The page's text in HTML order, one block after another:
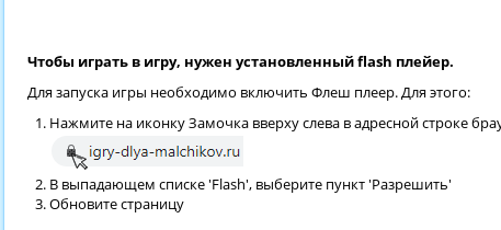
Чтобы играть в игру, нужен установленный flash плейер.
Для запуска игры необходимо включить Флеш плеер. Для этого:
Нажмите на иконку Замочка вверху слева в адресной строке
В выпадающем списке 'Flash', выберите пункт 'Разрешить'
Обновите страницу